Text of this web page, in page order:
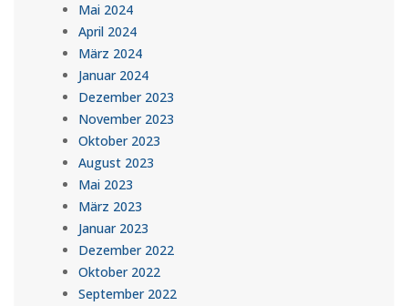
Mai 2024
April 2024
März 2024
Januar 2024
Dezember 2023
November 2023
Oktober 2023
August 2023
Mai 2023
März 2023
Januar 2023
Dezember 2022
Oktober 2022
September 2022